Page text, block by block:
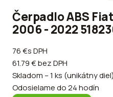
Čerpadlo ABS
2006 - 2022
76 €s DPH
61.79 €bez DPH
Skladom – 1 ks (unikátny diel)
Odosielame do 24 hodín